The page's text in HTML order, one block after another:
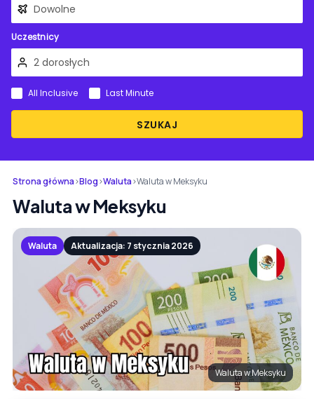
Uczestnicy
SZUKAJ
All Inclusive Last Minute
Strona główna›Blog›Waluta›Waluta w Meksyku
Waluta w Meksyku
Waluta Aktualizacja: 7 stycznia 2026
Waluta w Meksyku